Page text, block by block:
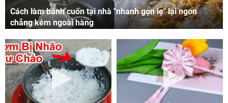
Cách làm bánh cuốn tại nhà "nhanh gọn lẹ" lại ngon
chẳng kém ngoài hàng